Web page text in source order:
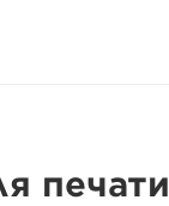
печати